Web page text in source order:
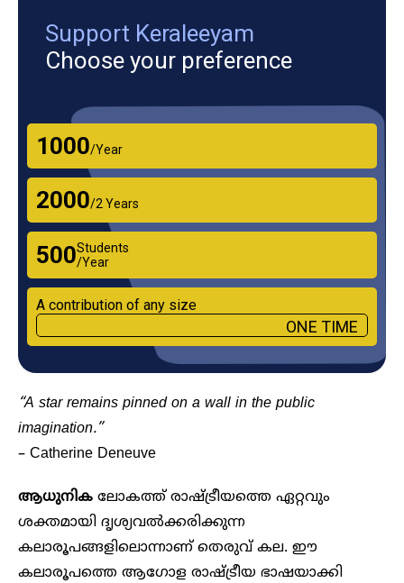
Support Keraleeyam
Choose your preference
₹1000/Year
₹2000/2 Years
₹500Students
/Year
A contribution of any size
ONE TIME
“A star remains pinned on a wall in the public
imagination.”
– Catherine Deneuve
ആധുനിക ലോകത്ത് രാഷ്ട്രീയത്തെ ഏറ്റവും
ശക്തമായി ദൃശ്യവൽക്കരിക്കുന്ന
കലാരൂപങ്ങളിലൊന്നാണ് തെരുവ് കല. ഈ
കലാരൂപത്തെ ആഗോള രാഷ്ട്രീയ ഭാഷയാക്കി